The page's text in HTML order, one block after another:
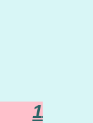
11-15